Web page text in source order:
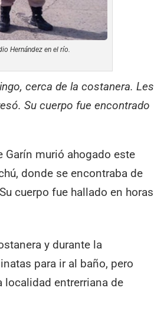
Hernández en el río.
cerca de la costanera. Les
Su cuerpo fue encontrado
murió ahogado este
donde se encontraba de
cuerpo fue hallado en horas
y durante la
para ir al baño, pero
localidad entrerriana de